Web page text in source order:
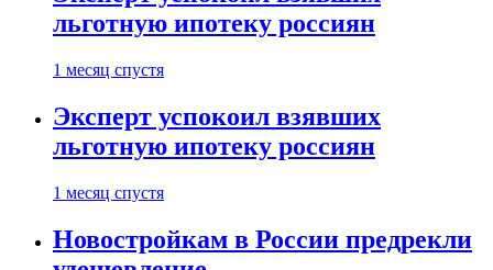
льготную ипотеку россиян
1 месяц спустя
Эксперт успокоил взявших
льготную ипотеку россиян
1 месяц спустя
Новостройкам в России предрекли